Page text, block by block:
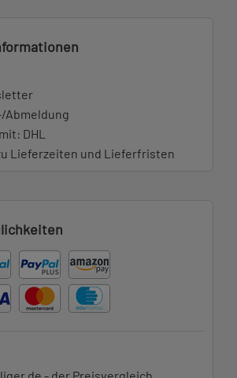
Abmeldung
DHL
Lieferzeiten und Lieferfristen